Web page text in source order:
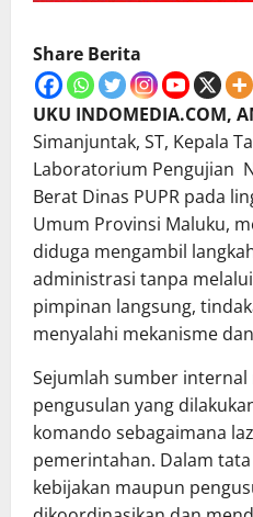
Share Berita
UKU INDOMEDIA.COM,
Simanjuntak, ST, Kepala
Laboratorium Pengujian
Berat Dinas PUPR pada
Umum Provinsi Maluku,
diduga mengambil
administrasi tanpa
pimpinan langsung,
menyalahi mekanisme
Sejumlah sumber
pengusulan yang
komando sebagaimana
pemerintahan. Dalam
kebijakan maupun